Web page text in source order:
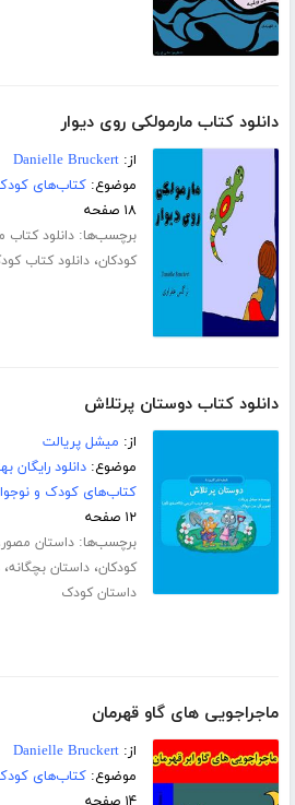
دانلود کتاب مارمولکی روی دیوار
از:Danielle Bruckert
موضوع:کتاب‌های
۱۸ صفحه
برچسب‌ها:دانلود
کودکان،دانلود کتاب
دانلود کتاب دوستان پرتلاش
از: میشل پریالت
موضوع:دانلود
کتاب‌های کودک و
۱۲ صفحه
برچسب‌ها:داستان مصور
کودکان،داستان بچگانه،
داستان کودک
ماجراجویی های گاو قهرمان
از:Danielle Bruckert
موضوع:کتاب‌های